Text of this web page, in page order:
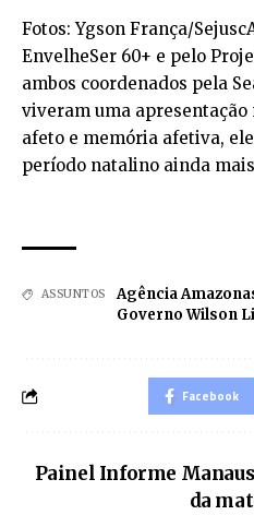
Fotos: Ygson França/
EnvelheSer 60+ e pelo
ambos coordenados pela
viveram uma apresentação
afeto e memória afetiva,
período natalino ainda
ASSUNTOS Agência
Governo Wilson
Facebook
Painel Informe
da